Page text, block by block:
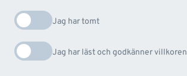
Jag har tomt
Jag har läst och godkänner villkoren